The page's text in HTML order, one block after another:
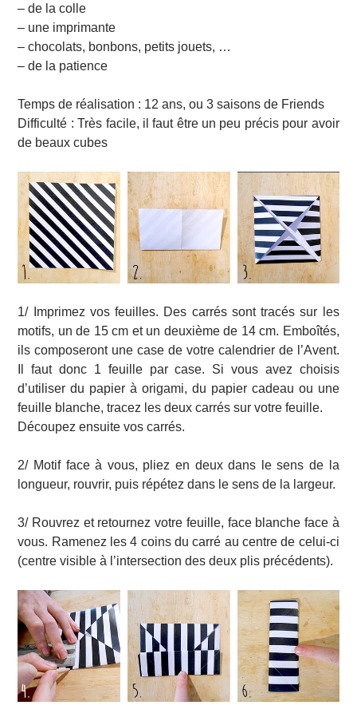
– de la colle
– une imprimante
– chocolats, bonbons, petits jouets, …
– de la patience
Temps de réalisation : 12 ans, ou 3 saisons de Friends
Difficulté : Très facile, il faut être un peu précis pour avoir
de beaux cubes
1/ Imprimez vos feuilles. Des carrés sont tracés sur les
motifs, un de 15 cm et un deuxième de 14 cm. Emboîtés,
ils composeront une case de votre calendrier de l’Avent.
Il faut donc 1 feuille par case. Si vous avez choisis
d’utiliser du papier à origami, du papier cadeau ou une
feuille blanche, tracez les deux carrés sur votre feuille.
Découpez ensuite vos carrés.
2/ Motif face à vous, pliez en deux dans le sens de la
longueur, rouvrir, puis répétez dans le sens de la largeur.
3/ Rouvrez et retournez votre feuille, face blanche face à
vous. Ramenez les 4 coins du carré au centre de celui-ci
(centre visible à l’intersection des deux plis précédents).